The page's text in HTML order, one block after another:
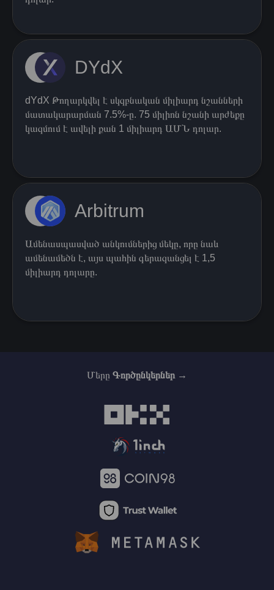
DYdX
dYdX Թողարկվել է սկզբնական միլիարդ նշանների
մատակարարման 7.5%-ը. 75 միլիոն նշանի արժեքը
կազմում է ավելի քան 1 միլիարդ ԱՄՆ դոլար.
Arbitrum
​​Ամենասպասված անկումներից մեկը, որը նաև
ամենամեծն է, այս պահին գերազանցել է 1,5
միլիարդ դոլարը.
Մերը Գործընկերներ →